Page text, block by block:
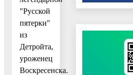
"Русской
пятерки"
из
Детройта,
уроженец
Воскресенска.